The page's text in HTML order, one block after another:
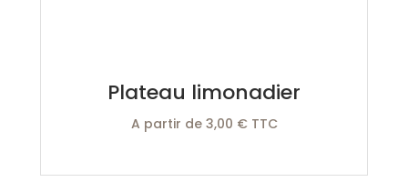
Plateau limonadier
A partir de 3,00 € TTC